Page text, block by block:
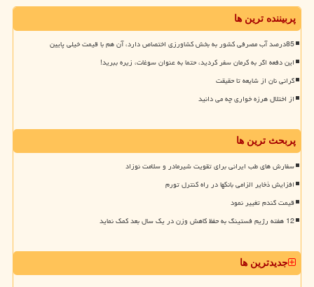
پربیننده ترین ها
85درصد آب مصرفی کشور به بخش کشاورزی اختصاص دارد، آن هم با قیمت خیلی پایین
این دفعه اگر به کرمان سفر کردید، حتما به عنوان سوغات، زیره ببرید!
گرانی نان از شایعه تا حقیقت
از اختلال هرزه خواری چه می دانید
پربحث ترین ها
سفارش های طب ایرانی برای تقویت شیرمادر و سلامت نوزاد
افزایش ذخایر الزامی بانکها در راه کنترل تورم
قیمت گندم تغییر نمود
12 هفته رژیم فستینگ به حفظ کاهش وزن در یک سال بعد کمک نماید
جدیدترین ها